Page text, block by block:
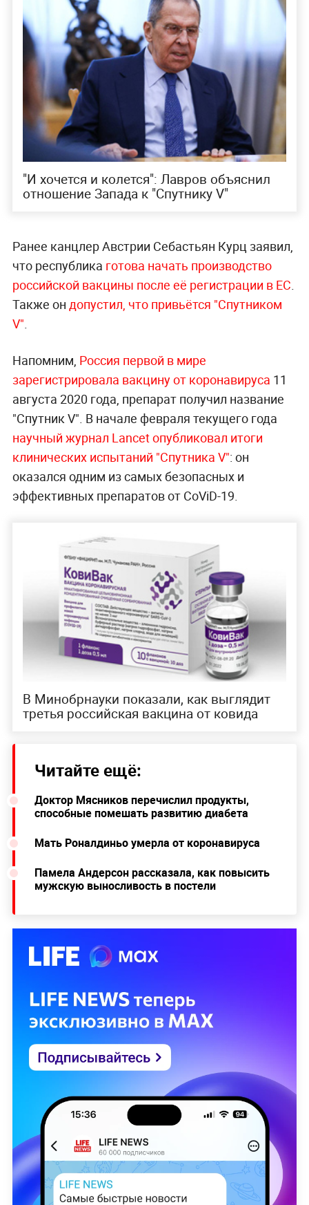
"И хочется и колется": Лавров объяснил
отношение Запада к "Спутнику V"
Ранее канцлер Австрии Себастьян Курц заявил,
что республика готова начать производство
российской вакцины после её регистрации в ЕС
Также он допустил, что привьётся "Спутником
V"
Напомним, Россия первой в мире
зарегистрировала вакцину от коронавируса 11
августа 2020 года, препарат получил название
"Спутник V". В начале февраля текущего года
научный журнал Lancet опубликовал итоги
клинических испытаний "Спутника V": он
оказался одним из самых безопасных и
эффективных препаратов от CoViD-19.
В Минобрнауки показали, как выглядит
третья российская вакцина от ковида
Читайте ещё:
Доктор Мясников перечислил продукты,
способные помешать развитию диабета
Мать Роналдиньо умерла от коронавируса
Памела Андерсон рассказала, как повысить
мужскую выносливость в постели